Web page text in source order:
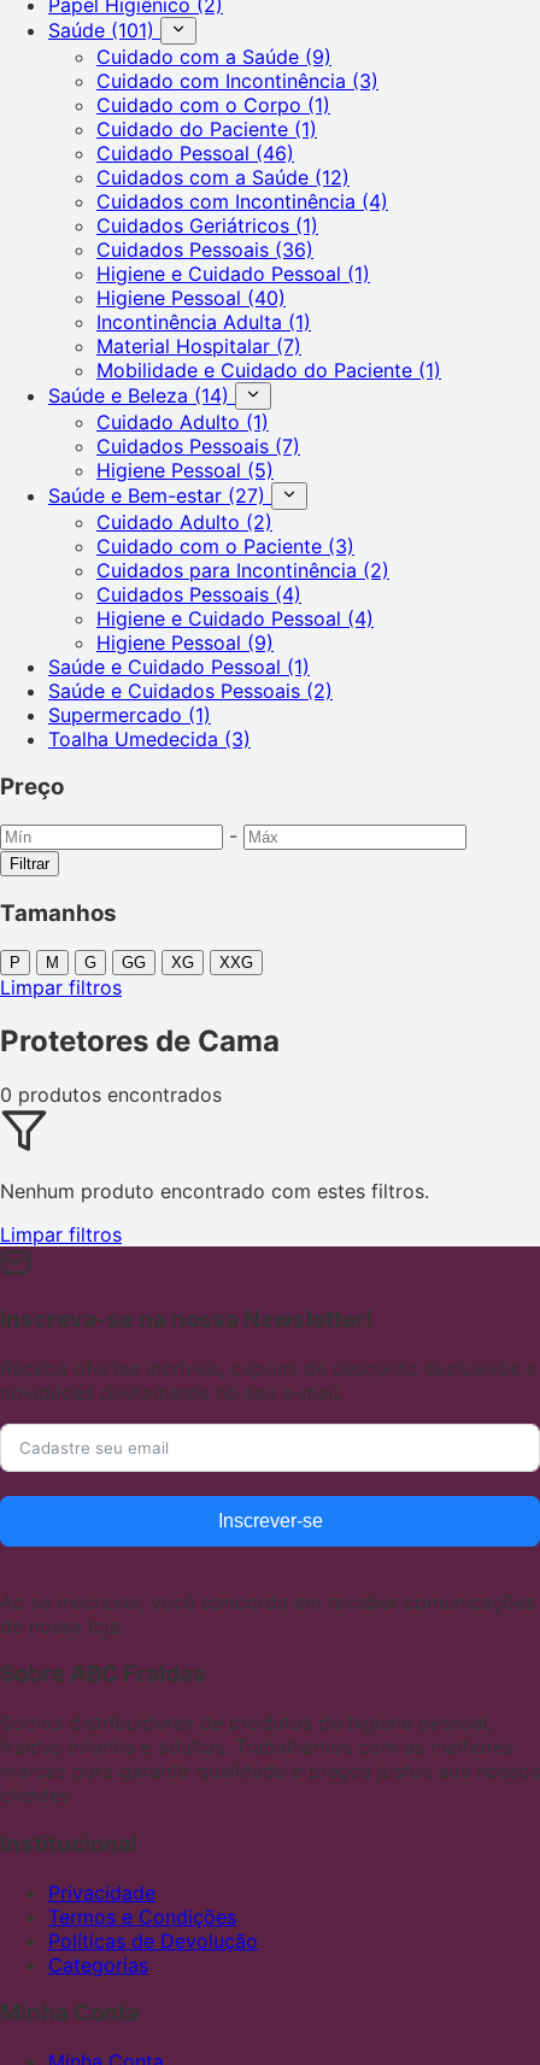
Saúde (101)
Cuidado com a Saúde (9)
Cuidado com Incontinência (3)
Cuidado com o Corpo (1)
Cuidado do Paciente (1)
Cuidado Pessoal (46)
Cuidados com a Saúde (12)
Cuidados com Incontinência (4)
Cuidados Geriátricos (1)
Cuidados Pessoais (36)
Higiene e Cuidado Pessoal (1)
Higiene Pessoal (40)
Incontinência Adulta (1)
Material Hospitalar (7)
Mobilidade e Cuidado do Paciente (1)
Saúde e Beleza (14)
Cuidado Adulto (1)
Cuidados Pessoais (7)
Higiene Pessoal (5)
Saúde e Bem-estar (27)
Cuidado Adulto (2)
Cuidado com o Paciente (3)
Cuidados para Incontinência (2)
Cuidados Pessoais (4)
Higiene e Cuidado Pessoal (4)
Higiene Pessoal (9)
Saúde e Cuidado Pessoal (1)
Saúde e Cuidados Pessoais (2)
Supermercado (1)
Toalha Umedecida (3)
Preço
-
Filtrar
Tamanhos
P M G GG XG XXG
Limpar filtros
Protetores de Cama
0 produtos encontrados
Nenhum produto encontrado com estes filtros.
Limpar filtros
Inscreva-se na nossa Newsletter!
Receba ofertas incríveis, cupons de desconto exclusivos e
novidades diretamente no seu e-mail.
Inscrever-se
Ao se inscrever, você concorda em receber comunicações
de nossa loja.
Sobre ABC Fraldas
Somos distribuidores de produtos de higiene pessoal,
fraldas infantis e adultas. Trabalhamos com as melhores
marcas para garantir qualidade e preços justos aos nossos
clientes
Institucional
Privacidade
Termos e Condições
Políticas de Devolução
Categorias
Minha Conta